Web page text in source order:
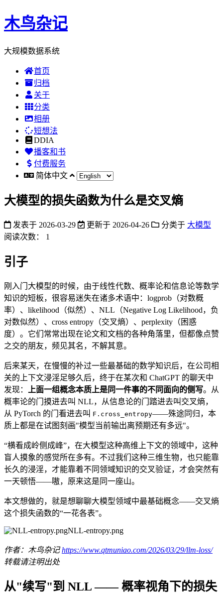
木鸟杂记
大规模数据系统
首页
归档
关于
分类
相册
短想法
DDIA
播客和书
付费服务
简体中文
大模型的损失函数为什么是交叉熵
发表于 2026-03-29 更新于 2026-04-26 分类于 大模型
阅读次数：
1
引子
刚入门大模型的时候，由于线性代数、概率论和信息论等数学
知识的短板，很容易迷失在诸多术语中：logprob（对数概
率）、likelihood（似然）、NLL（Negative Log Likelihood，负
对数似然）、cross entropy（交叉熵）、perplexity（困惑
度）。它们常常出现在论文和文档的各种角落里，但都像点赞
之交的朋友，频见其名，不解其意。
后来某天，在慢慢的补过一些最基础的数学知识后，在公司相
关的上下文浸淫足够久后，终于在某次和 ChatGPT 的聊天中
发现：
上面一组概念本质上是同一件事的不同面向的侧写。从
概率论的门摸进去叫 NLL，从信息论的门踏进去叫交叉熵，
从 PyTorch 的门看进去叫 F.cross_entropy——殊途同归，本
质上都是在试图刻画"模型当前输出离预期还有多远"。
“横看成岭侧成峰”，在大模型这种高维上下文的领域中，这种
盲人摸象的感觉所在多有。不过我们这种三维生物，也只能靠
长久的浸淫，才能靠着不同领域知识的交叉验证，才会突然有
一天顿悟——嗷，原来这是同一座山。
本文想做的，就是想聊聊大模型领域中最基础概念——交叉熵
这个损失函数的“一花各表”。
NLL-entropy.png
作者：木鸟杂记https://www.qtmuniao.com/2026/03/29/llm-loss/
转载请注明出处
从"续写"到 NLL —— 概率视角下的损失